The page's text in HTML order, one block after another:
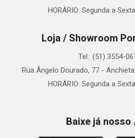
HORÁRIO: Segunda a
Loja / Showroom
Tel.: (51) 3554-
Rua Ângelo Dourado, 77 -
HORÁRIO: Segunda a
Baixe já nosso